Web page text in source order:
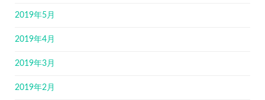
2019年5月
2019年4月
2019年3月
2019年2月